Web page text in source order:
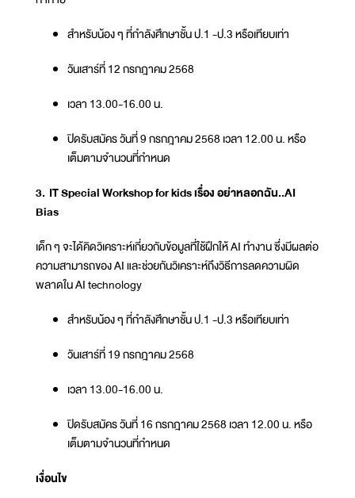
สำหรับน้อง ๆ ที่กำลังศึกษาชั้น ป.1 -ป.3 หรือเทียบเท่า
วันเสาร์ที่ 12 กรกฎาคม 2568
เวลา 13.00-16.00 น.
ปิดรับสมัคร วันที่ 9 กรกฎาคม 2568 เวลา 12.00 น. หรือ
เต็มตามจำนวนที่กำหนด
3. IT Special Workshop for kids เรื่อง อย่าหลอกฉัน..AI
Bias
เด็ก ๆ จะได้คิดวิเคราะห์เกี่ยวกับข้อมูลที่ใช้ฝึกให้ AI ทำงาน ซึ่งมีผลต่อ
ความสามารถของ AI และช่วยกันวิเคราะห์ถึงวิธีการลดความผิด
พลาดใน AI technology
สำหรับน้อง ๆ ที่กำลังศึกษาชั้น ป.1 -ป.3 หรือเทียบเท่า
วันเสาร์ที่ 19 กรกฎาคม 2568
เวลา 13.00-16.00 น.
ปิดรับสมัคร วันที่ 16 กรกฎาคม 2568 เวลา 12.00 น. หรือ
เต็มตามจำนวนที่กำหนด
เงื่อนไข